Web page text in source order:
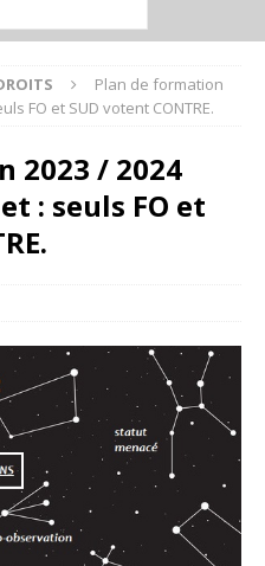
Plan de formation
FO et SUD votent CONTRE.
2023 / 2024
: seuls FO et